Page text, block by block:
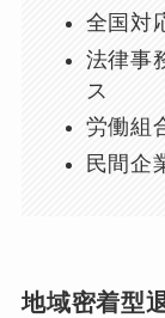
全国対
法律事
ス
労働組
民間企
地域密着型